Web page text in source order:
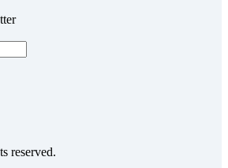
reserved.